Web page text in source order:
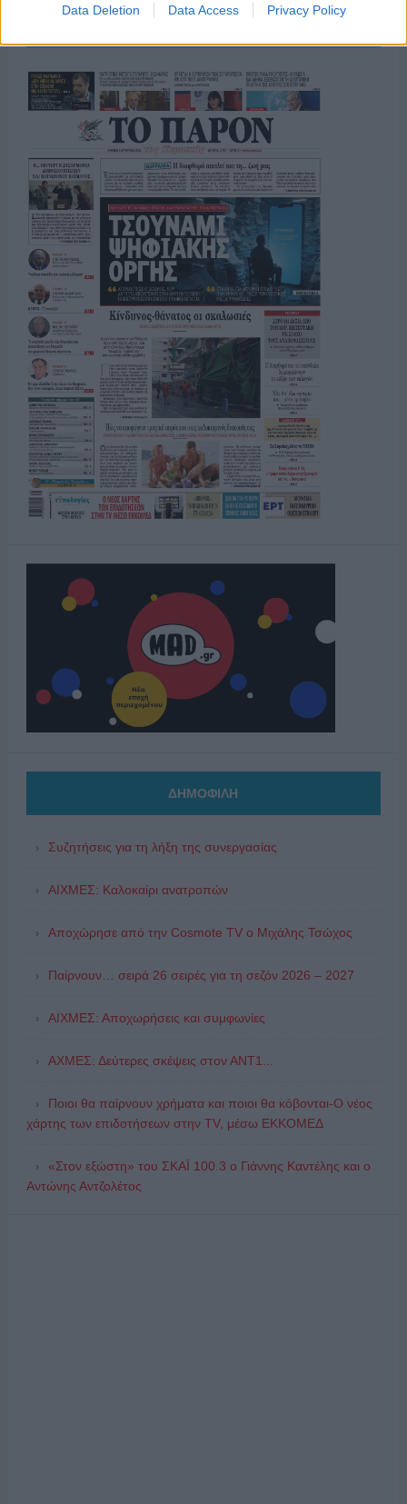
Data Deletion Data Access Privacy Policy
ΔΗΜΟΦΙΛΗ
Συζητήσεις για τη λήξη της συνεργασίας
ΑΙΧΜΕΣ: Καλοκαίρι ανατροπών
Αποχώρησε από την Cosmote TV o Μιχάλης Τσώχος
Παίρνουν… σειρά 26 σειρές για τη σεζόν 2026 – 2027
ΑΙΧΜΕΣ: Αποχωρήσεις και συμφωνίες
ΑΧΜΕΣ: Δεύτερες σκέψεις στον ΑΝΤ1...
Ποιοι θα παίρνουν χρήματα και ποιοι θα κόβονται-Ο νέος
χάρτης των επιδοτήσεων στην TV, μέσω ΕΚΚΟΜΕΔ
«Στον εξώστη» του ΣΚΑΪ 100.3 ο Γιάννης Καντέλης και ο
Αντώνης Αντζολέτος